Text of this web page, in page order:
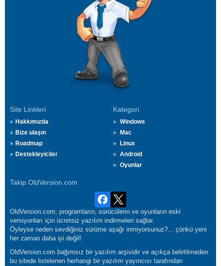
Site Linkleri
Hakkımızda
Bize ulaşın
Roadmap
Destekleyiciler
Kategori
Windows
Mac
Linux
Android
Oyunlar
Takip OldVersion.com
OldVersion.com, programların, sürücülerin ve oyunların eski
versiyonları için ücretsiz yazılım indirmeleri sağlar.
Öyleyse neden sevdiğiniz sürüme aşağı inmiyorsunuz?... çünkü yeni
her zaman daha iyi değil!
OldVersion.com bağımsız bir yazılım arşividir ve açıkça belirtilmeden
bu sitede listelenen herhangi bir yazılım yayıncısı tarafından